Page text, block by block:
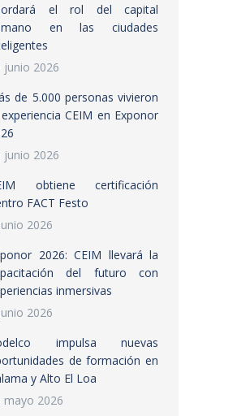
el rol del capital
en las ciudades
junio 2026
de 5.000 personas vivieron
CEIM en Exponor
junio 2026
obtiene certificación
FACT Festo
2026
2026: CEIM llevará la
del futuro con
inmersivas
2026
impulsa nuevas
de formación en
y Alto El Loa
mayo 2026